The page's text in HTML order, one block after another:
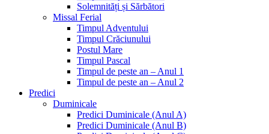
Solemnități și Sărbători
Missal Ferial
Timpul Adventului
Timpul Crăciunului
Postul Mare
Timpul Pascal
Timpul de peste an – Anul 1
Timpul de peste an – Anul 2
Predici
Duminicale
Predici Duminicale (Anul A)
Predici Duminicale (Anul B)